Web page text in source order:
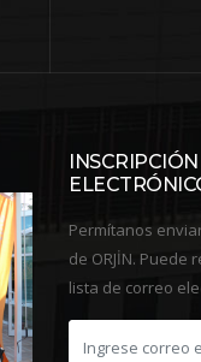
Permítanos
de ORJİN.
lista de correo